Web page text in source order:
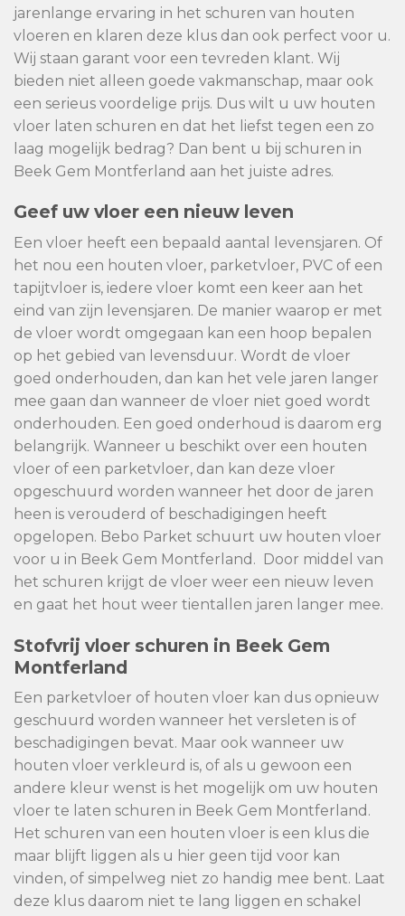
jarenlange ervaring in het schuren van houten
vloeren en klaren deze klus dan ook perfect voor u.
Wij staan garant voor een tevreden klant. Wij
bieden niet alleen goede vakmanschap, maar ook
een serieus voordelige prijs. Dus wilt u uw houten
vloer laten schuren en dat het liefst tegen een zo
laag mogelijk bedrag? Dan bent u bij schuren in
Beek Gem Montferland aan het juiste adres.
Geef uw vloer een nieuw leven
Een vloer heeft een bepaald aantal levensjaren. Of
het nou een houten vloer, parketvloer, PVC of een
tapijtvloer is, iedere vloer komt een keer aan het
eind van zijn levensjaren. De manier waarop er met
de vloer wordt omgegaan kan een hoop bepalen
op het gebied van levensduur. Wordt de vloer
goed onderhouden, dan kan het vele jaren langer
mee gaan dan wanneer de vloer niet goed wordt
onderhouden. Een goed onderhoud is daarom erg
belangrijk. Wanneer u beschikt over een houten
vloer of een parketvloer, dan kan deze vloer
opgeschuurd worden wanneer het door de jaren
heen is verouderd of beschadigingen heeft
opgelopen. Bebo Parket schuurt uw houten vloer
voor u in Beek Gem Montferland. Door middel van
het schuren krijgt de vloer weer een nieuw leven
en gaat het hout weer tientallen jaren langer mee.
Stofvrij vloer schuren in Beek Gem
Montferland
Een parketvloer of houten vloer kan dus opnieuw
geschuurd worden wanneer het versleten is of
beschadigingen bevat. Maar ook wanneer uw
houten vloer verkleurd is, of als u gewoon een
andere kleur wenst is het mogelijk om uw houten
vloer te laten schuren in Beek Gem Montferland.
Het schuren van een houten vloer is een klus die
maar blijft liggen als u hier geen tijd voor kan
vinden, of simpelweg niet zo handig mee bent. Laat
deze klus daarom niet te lang liggen en schakel